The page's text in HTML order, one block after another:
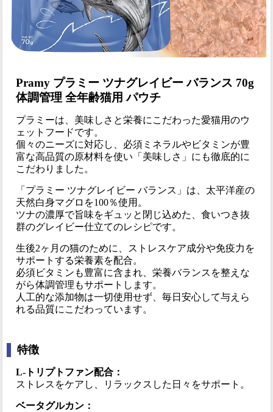
Pramy プラミー ツナグレイビー バランス 70g
体調管理 全年齢猫用 パウチ
プラミーは、美味しさと栄養にこだわった愛猫用のウ
ェットフードです。
個々のニーズに対応し、必須ミネラルやビタミンが豊
富な高品質の原材料を使い「美味しさ」にも徹底的に
こだわりました。
「プラミー ツナグレイビー バランス」は、太平洋産の
天然白身マグロを100％使用。
ツナの濃厚で旨味をギュッと閉じ込めた、食いつき抜
群のグレイビー仕立てのレシピです。
生後2ヶ月の猫のために、ストレスケア成分や免疫力を
サポートする栄養素を配合。
必須ビタミンも豊富に含まれ、栄養バランスを整えな
がら体調管理もサポートします。
人工的な添加物は一切使用せず、毎日安心して与えら
れる品質にこだわっています。
特徴
L-トリプトファン配合：
ストレスをケアし、リラックスした日々をサポート。
ベータグルカン：